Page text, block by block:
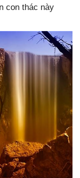
con thác này